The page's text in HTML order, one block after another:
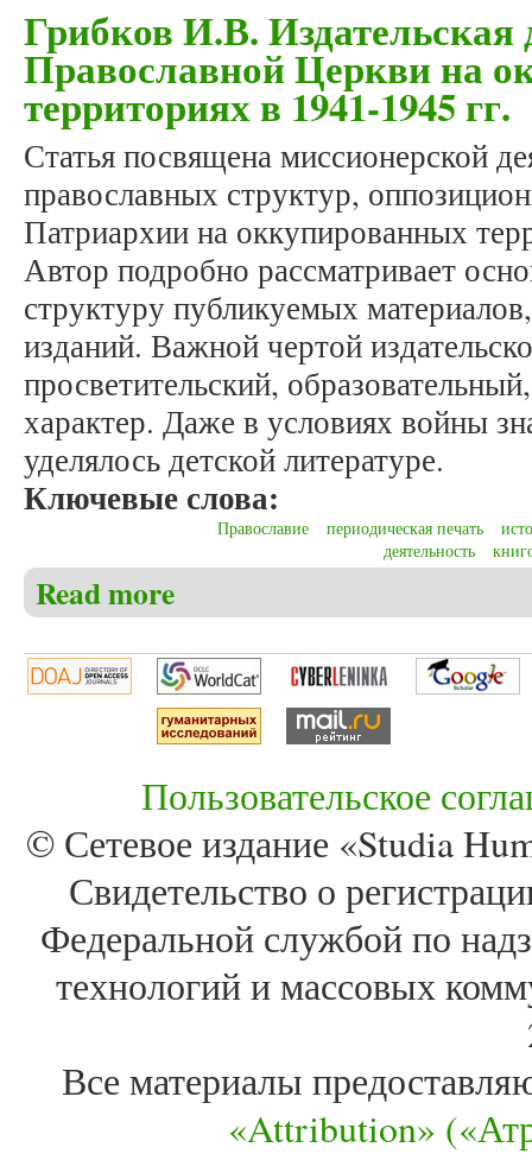
Грибков И.В. Издательская
Православной Церкви на
территориях в 1941-1945 гг.
Статья посвящена миссионерской
православных структур,
Патриархии на оккупированных
Автор подробно рассматривает
структуру публикуемых
изданий. Важной чертой
просветительский,
характер. Даже в условиях войны
уделялось детской литературе.
Ключевые слова:
Православие периодическая печать
деятельность
Read more
Пользовательское
© Сетевое издание «Studia
Свидетельство о
Федеральной службой по
технологий и массовых
Все материалы
«Attribution»